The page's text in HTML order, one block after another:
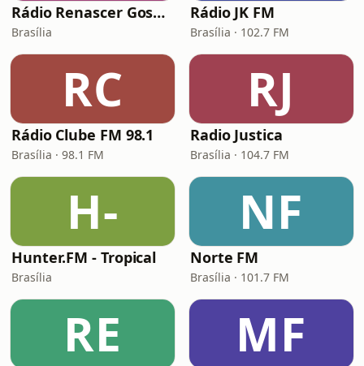
Rádio Renascer Gospel
Brasília
Rádio JK FM
Brasília · 102.7 FM
RC
Rádio Clube FM 98.1
Brasília · 98.1 FM
RJ
Radio Justica
Brasília · 104.7 FM
H-
Hunter.FM - Tropical
Brasília
NF
Norte FM
Brasília · 101.7 FM
RE MF